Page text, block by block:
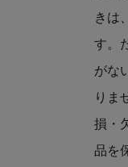
きは
す。
がな
りま
損・
品を